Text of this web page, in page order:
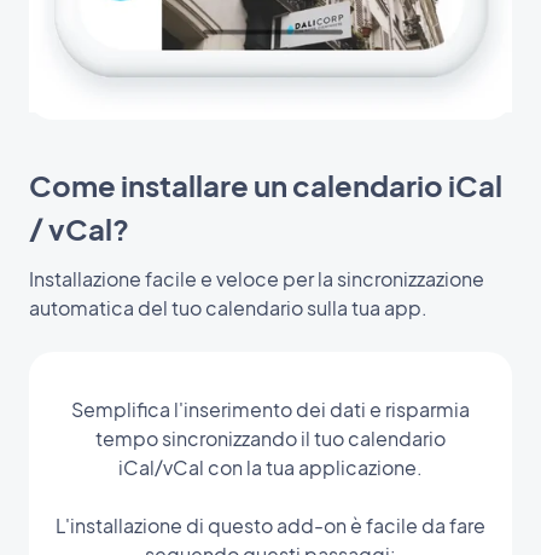
Come installare un calendario iCal
/ vCal?
Installazione facile e veloce per la sincronizzazione
automatica del tuo calendario sulla tua app.
Semplifica l'inserimento dei dati e risparmia
tempo sincronizzando il tuo calendario
iCal/vCal con la tua applicazione.
L'installazione di questo add-on è facile da fare